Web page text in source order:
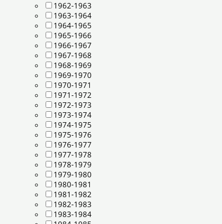
1962-1963
1963-1964
1964-1965
1965-1966
1966-1967
1967-1968
1968-1969
1969-1970
1970-1971
1971-1972
1972-1973
1973-1974
1974-1975
1975-1976
1976-1977
1977-1978
1978-1979
1979-1980
1980-1981
1981-1982
1982-1983
1983-1984